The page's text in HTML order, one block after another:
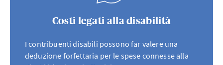
Costi legati alla disabilità
I contribuenti disabili possono far valere una
deduzione forfettaria per le spese connesse alla